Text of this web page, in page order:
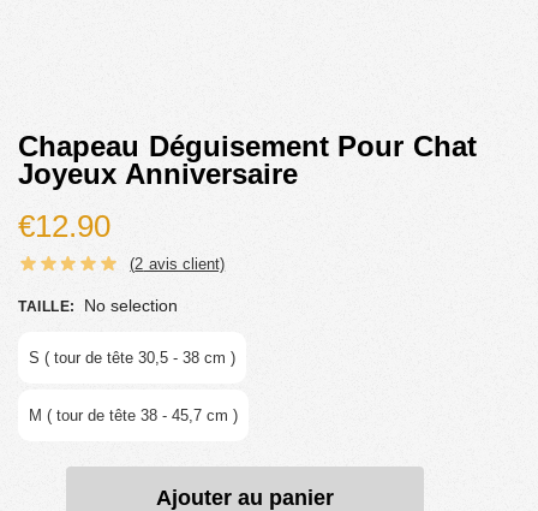
Chapeau Déguisement Pour Chat
Joyeux Anniversaire
€12.90
(2 avis client)
TAILLE: No selection
S ( tour de tête 30,5 - 38 cm )
M ( tour de tête 38 - 45,7 cm )
Ajouter au panier